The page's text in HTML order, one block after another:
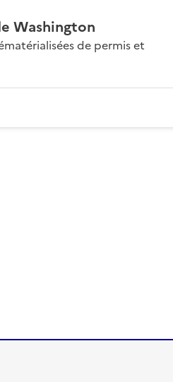
Washington
de permis et